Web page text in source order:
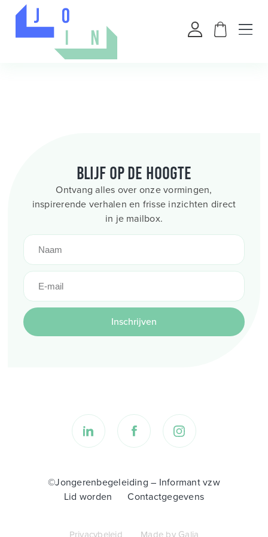
Blijf op de hoogte
Ontvang alles over onze vormingen,
inspirerende verhalen en frisse inzichten direct
in je mailbox.
Inschrijven
©Jongerenbegeleiding – Informant vzw
Lid worden
Contactgegevens